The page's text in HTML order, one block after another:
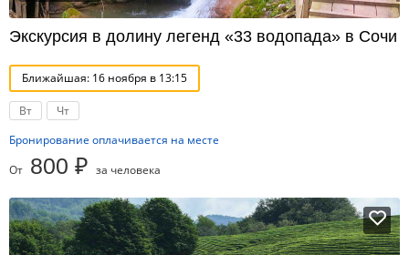
Экскурсия в долину легенд «33 водопада» в Сочи
Ближайшая: 16 ноября в 13:15
Вт
Чт
Бронирование оплачивается на месте
От 800 ₽ за человека